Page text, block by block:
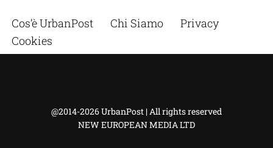
Cos’è UrbanPost Chi Siamo
Privacy
Cookies
@2014-2026 UrbanPost | All rights reserved
NEW EUROPEAN MEDIA LTD